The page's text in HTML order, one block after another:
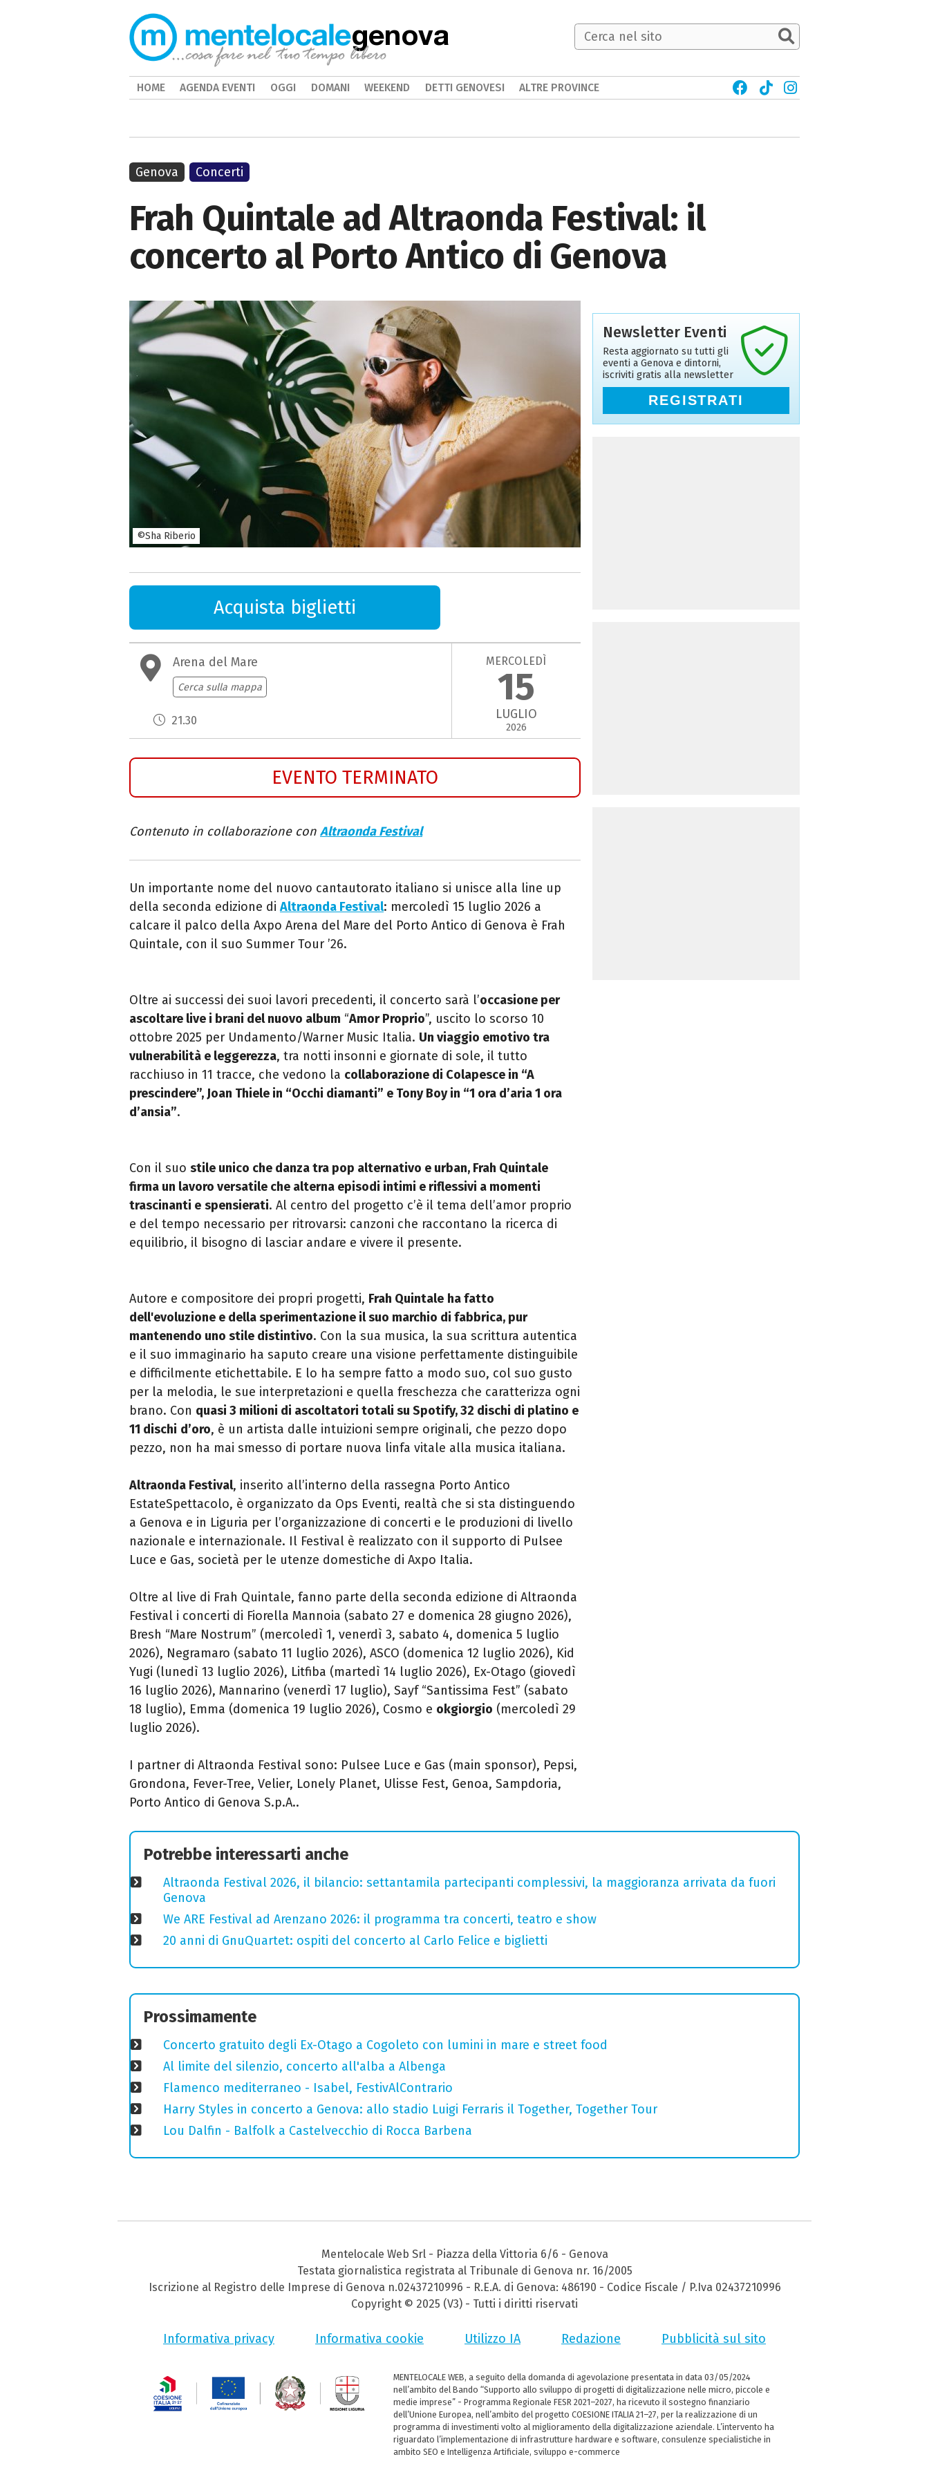
Frah Quintale ad Altraonda Festival: il
concerto al Porto Antico di Genova
©Sha Riberio
Acquista biglietti
Arena del Mare
Cerca sulla mappa
21.30
MERCOLEDÌ
15
LUGLIO
2026
EVENTO TERMINATO
Contenuto in collaborazione con Altraonda Festival
Un importante nome del nuovo cantautorato italiano si unisce alla line up
della seconda edizione diAltraonda Festival: mercoledì 15 luglio 2026 a
calcare il palco della Axpo Arena del Mare del Porto Antico di Genova è Frah
Quintale, con il suo Summer Tour ’26.
Oltre ai successi dei suoi lavori precedenti, il concerto sarà l’occasione per
ascoltare live i brani del nuovo album “Amor Proprio”, uscito lo scorso 10
ottobre 2025 per Undamento/Warner Music Italia. Un viaggio emotivo tra
vulnerabilità e leggerezza, tra notti insonni e giornate di sole, il tutto
racchiuso in 11 tracce, che vedono la collaborazione di Colapesce in “A
prescindere”, Joan Thiele in “Occhi diamanti” e Tony Boy in “1 ora d’aria 1 ora
d’ansia”.
Con il suo stile unico che danza tra pop alternativo e urban, Frah Quintale
firma un lavoro versatile che alterna episodi intimi e riflessivi a momenti
trascinanti e spensierati. Al centro del progetto c’è il tema dell’amor proprio
e del tempo necessario per ritrovarsi: canzoni che raccontano la ricerca di
equilibrio, il bisogno di lasciar andare e vivere il presente.
Autore e compositore dei propri progetti, Frah Quintale ha fatto
dell'evoluzione e della sperimentazione il suo marchio di fabbrica, pur
mantenendo uno stile distintivo. Con la sua musica, la sua scrittura autentica
e il suo immaginario ha saputo creare una visione perfettamente distinguibile
e difficilmente etichettabile. E lo ha sempre fatto a modo suo, col suo gusto
per la melodia, le sue interpretazioni e quella freschezza che caratterizza ogni
brano. Con quasi 3 milioni di ascoltatori totali su Spotify, 32 dischi di platino e
11 dischi d’oro, è un artista dalle intuizioni sempre originali, che pezzo dopo
pezzo, non ha mai smesso di portare nuova linfa vitale alla musica italiana.
Altraonda Festival, inserito all’interno della rassegna Porto Antico
EstateSpettacolo, è organizzato da Ops Eventi, realtà che si sta distinguendo
a Genova e in Liguria per l’organizzazione di concerti e le produzioni di livello
nazionale e internazionale. Il Festival è realizzato con il supporto di Pulsee
Luce e Gas, società per le utenze domestiche di Axpo Italia.
Oltre al live di Frah Quintale, fanno parte della seconda edizione di Altraonda
Festival i concerti di Fiorella Mannoia (sabato 27 e domenica 28 giugno 2026),
Bresh “Mare Nostrum” (mercoledì 1, venerdì 3, sabato 4, domenica 5 luglio
2026), Negramaro (sabato 11 luglio 2026), ASCO (domenica 12 luglio 2026), Kid
Yugi (lunedì 13 luglio 2026), Litfiba (martedì 14 luglio 2026), Ex-Otago (giovedì
16 luglio 2026), Mannarino (venerdì 17 luglio), Sayf “Santissima Fest” (sabato
18 luglio), Emma (domenica 19 luglio 2026), Cosmo e okgiorgio (mercoledì 29
luglio 2026).
I partner di Altraonda Festival sono: Pulsee Luce e Gas (main sponsor), Pepsi,
Grondona, Fever-Tree, Velier, Lonely Planet, Ulisse Fest, Genoa, Sampdoria,
Porto Antico di Genova S.p.A..
Genova Concerti
Newsletter Eventi
Resta aggiornato su tutti gli
eventi a Genova e dintorni,
iscriviti gratis alla newsletter
REGISTRATI
Potrebbe interessarti anche
Altraonda Festival 2026, il bilancio: settantamila partecipanti complessivi, la maggioranza arrivata da fuori
Genova
We ARE Festival ad Arenzano 2026: il programma tra concerti, teatro e show
20 anni di GnuQuartet: ospiti del concerto al Carlo Felice e biglietti
Prossimamente
Concerto gratuito degli Ex-Otago a Cogoleto con lumini in mare e street food
Al limite del silenzio, concerto all'alba a Albenga
Flamenco mediterraneo - Isabel, FestivAlContrario
Harry Styles in concerto a Genova: allo stadio Luigi Ferraris il Together, Together Tour
Lou Dalfin - Balfolk a Castelvecchio di Rocca Barbena
genova
HOME AGENDA EVENTI OGGI DOMANI WEEKEND DETTI GENOVESI ALTRE PROVINCE
Mentelocale Web Srl - Piazza della Vittoria 6/6 - Genova
Testata giornalistica registrata al Tribunale di Genova nr. 16/2005
Iscrizione al Registro delle Imprese di Genova n.02437210996 - R.E.A. di Genova: 486190 - Codice Fiscale / P.Iva 02437210996
Copyright © 2025 (V3) - Tutti i diritti riservati
Informativa privacy Informativa cookie Utilizzo IA Redazione Pubblicità sul sito
MENTELOCALE WEB, a seguito della domanda di agevolazione presentata in data 03/05/2024
nell’ambito del Bando “Supporto allo sviluppo di progetti di digitalizzazione nelle micro, piccole e
medie imprese” - Programma Regionale FESR 2021–2027, ha ricevuto il sostegno finanziario
dell’Unione Europea, nell’ambito del progetto COESIONE ITALIA 21–27, per la realizzazione di un
programma di investimenti volto al miglioramento della digitalizzazione aziendale. L’intervento ha
riguardato l’implementazione di infrastrutture hardware e software, consulenze specialistiche in
ambito SEO e Intelligenza Artificiale, sviluppo e-commerce